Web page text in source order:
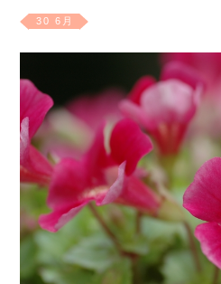
30 6月